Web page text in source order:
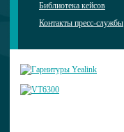
Библиотека кейсов
Контакты пресс-службы